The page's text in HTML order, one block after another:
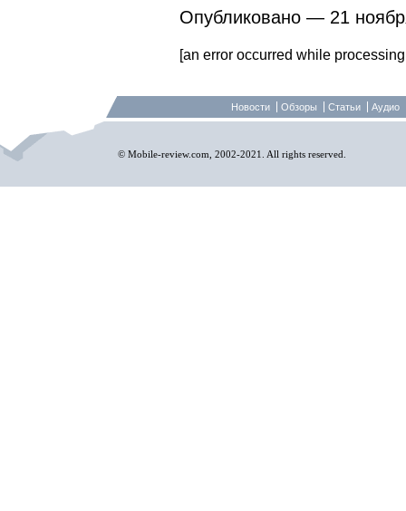
Опубликовано — 21
[an error occurred while
Новости Обзоры Статьи Аудио
© Mobile-review.com, 2002-2021. All rights reserved.